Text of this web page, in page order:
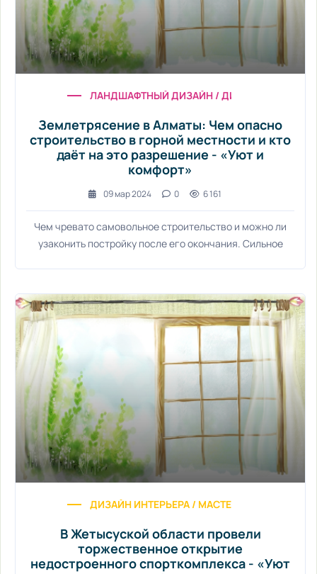
ЛАНДШАФТНЫЙ ДИЗАЙН / ДИЗАЙН
Землетрясение в Алматы: Чем опасно
строительство в горной местности и кто
даёт на это разрешение - «Уют и
комфорт»
09 мар 2024 0 6 161
Чем чревато самовольное строительство и можно ли
узаконить постройку после его окончания. Сильное
ДИЗАЙН ИНТЕРЬЕРА / МАСТЕР-КЛАССЫ /
В Жетысуской области провели
торжественное открытие
недостроенного спорткомплекса - «Уют